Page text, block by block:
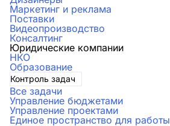
Маркетинг и реклама
Поставки
Видеопроизводство
Консалтинг
Юридические компании
НКО
Образование
Контроль задач
Все задачи
Управление бюджетами
Управление проектами
Единое пространство для работы